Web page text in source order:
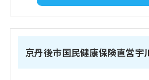
京丹後市国民健康保険直営宇